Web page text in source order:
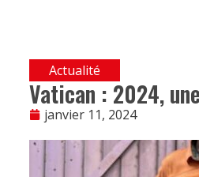
Actualité
Vatican : 2024,
janvier 11, 2024